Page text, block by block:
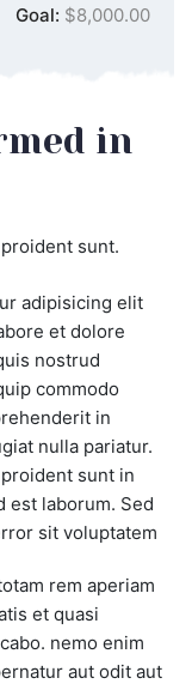
Goal: $8,000.00
in
sunt.
adipisicing elit
et dolore
nostrud
commodo
in
nulla pariatur.
sunt in
est laborum. Sed
sit voluptatem
rem aperiam
et quasi
nemo enim
aut odit aut